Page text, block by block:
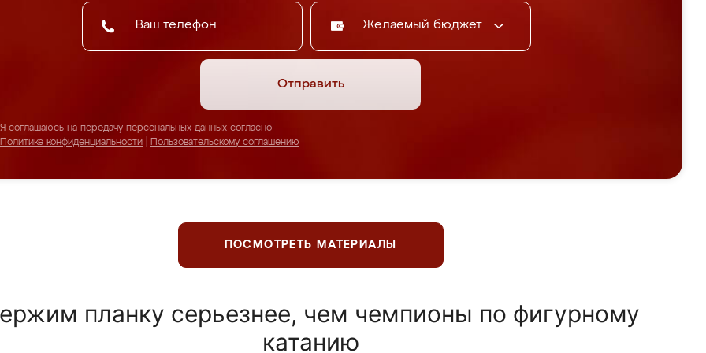
Желаемый бюджет
Отправить
Я соглашаюсь на передачу персональных данных согласно
Политике конфиденциальности
Пользовательскому соглашению
ПОСМОТРЕТЬ МАТЕРИАЛЫ
планку серьезнее, чем чемпионы по фигурному
катанию